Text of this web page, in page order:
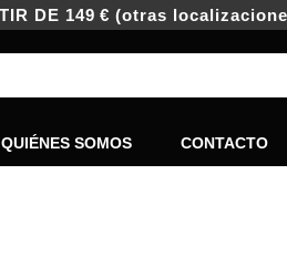
DE 149 € (otras
QUIÉNES SOMOS CONTACTO